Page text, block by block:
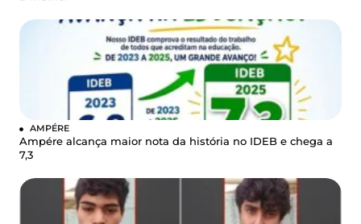
AMPÉRE
Ampére alcança maior nota da história no IDEB e chega a
7,3